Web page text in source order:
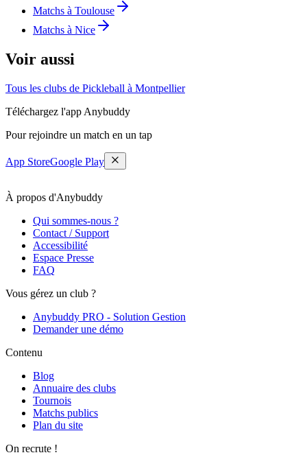
Matchs à Toulouse
Matchs à Nice
Voir aussi
Tous les clubs de Pickleball à Montpellier
Téléchargez l'app Anybuddy
Pour rejoindre un match en un tap
App StoreGoogle Play
À propos d'Anybuddy
Qui sommes-nous ?
Contact / Support
Accessibilité
Espace Presse
FAQ
Vous gérez un club ?
Anybuddy PRO - Solution Gestion
Demander une démo
Contenu
Blog
Annuaire des clubs
Tournois
Matchs publics
Plan du site
On recrute !